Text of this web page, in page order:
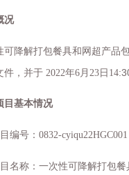
况
可降解打包餐具和网超产品
件，并于 2022年6 月 23 日 14
目基本情况
目编号： 0832-cyiqu22HGC001
目名称：一次性可降解打包